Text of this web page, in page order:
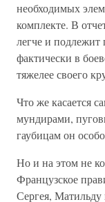
необходимых
комплекте. В
легче и
фактически в
тяжелее своего
Что же касается
мундирами,
гаубицам он
Но и на этом не
Французское
Сергея, Матильду